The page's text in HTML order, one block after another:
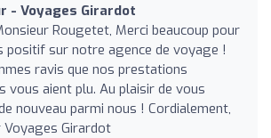
- Voyages Girardot
Rougetet, Merci beaucoup pour
positif sur notre agence de voyage !
ravis que nos prestations
vous aient plu. Au plaisir de vous
nouveau parmi nous ! Cordialement,
Voyages Girardot